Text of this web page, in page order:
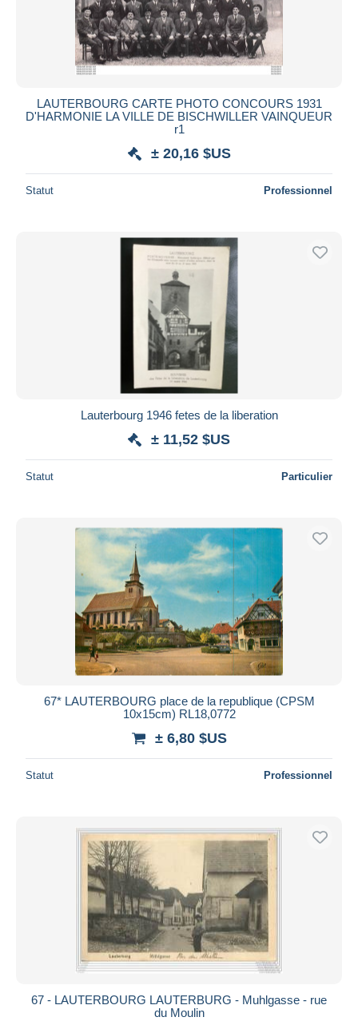
LAUTERBOURG CARTE PHOTO CONCOURS 1931
D'HARMONIE LA VILLE DE BISCHWILLER VAINQUEUR
r1
± 20,16 $US
Statut Professionnel
Lauterbourg 1946 fetes de la liberation
± 11,52 $US
Statut Particulier
67* LAUTERBOURG place de la republique (CPSM
10x15cm) RL18,0772
± 6,80 $US
Statut Professionnel
67 - LAUTERBOURG LAUTERBURG - Muhlgasse - rue
du Moulin